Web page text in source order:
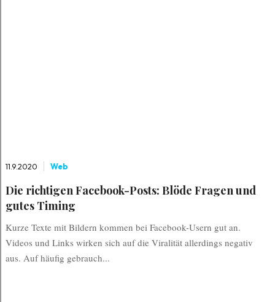
11.9.2020 Web
Die richtigen Facebook-Posts: Blöde Fragen und
gutes Timing
Kurze Texte mit Bildern kommen bei Facebook-Usern gut an.
Videos und Links wirken sich auf die Viralität allerdings negativ
aus. Auf häufig gebrauch...